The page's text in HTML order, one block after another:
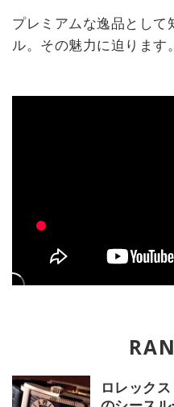
プレミアムな逸品として
ル。その魅力に迫ります。
ロレック